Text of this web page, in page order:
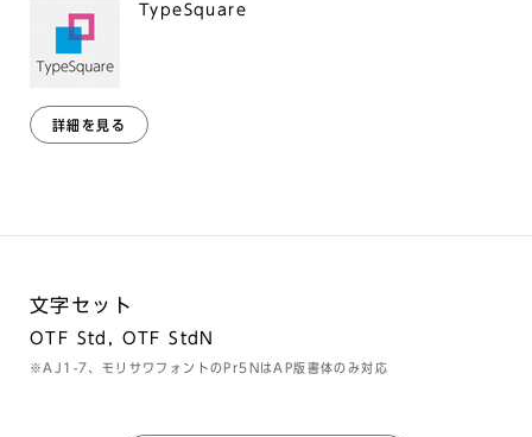
TypeSquare
詳細を見る
文字セット
OTF Std, OTF StdN
※AJ1-7、モリサワフォントのPr5NはAP版書体のみ対応